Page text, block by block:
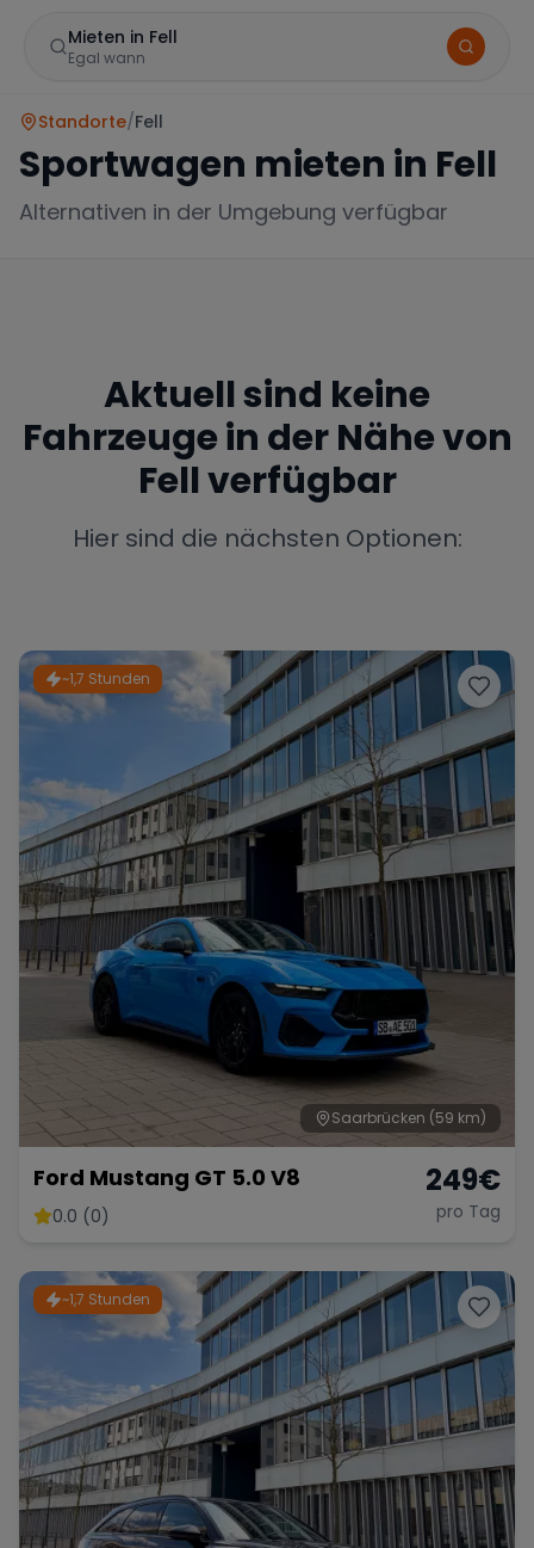
Mieten in Fell
Egal wann
Mercedes BMW Audi
McLaren Ford Jaguar
Tesla Chevrolet Dodge
Bentley Rolls Royce Aston Martin
Bugatti Lotus Maserati
Range Rover Corvette
Zeitraum wählen
Standorte/Fell
Sportwagen mieten in Fell
Alternativen in der Umgebung verfügbar
Aktuell sind keine
Fahrzeuge in der Nähe von
Fellverfügbar
Hier sind die nächsten Optionen:
~1,7 Stunden
Saarbrücken (59 km)
Ford Mustang GT 5.0 V8
0.0 (0)
249€
pro Tag
~1,7 Stunden